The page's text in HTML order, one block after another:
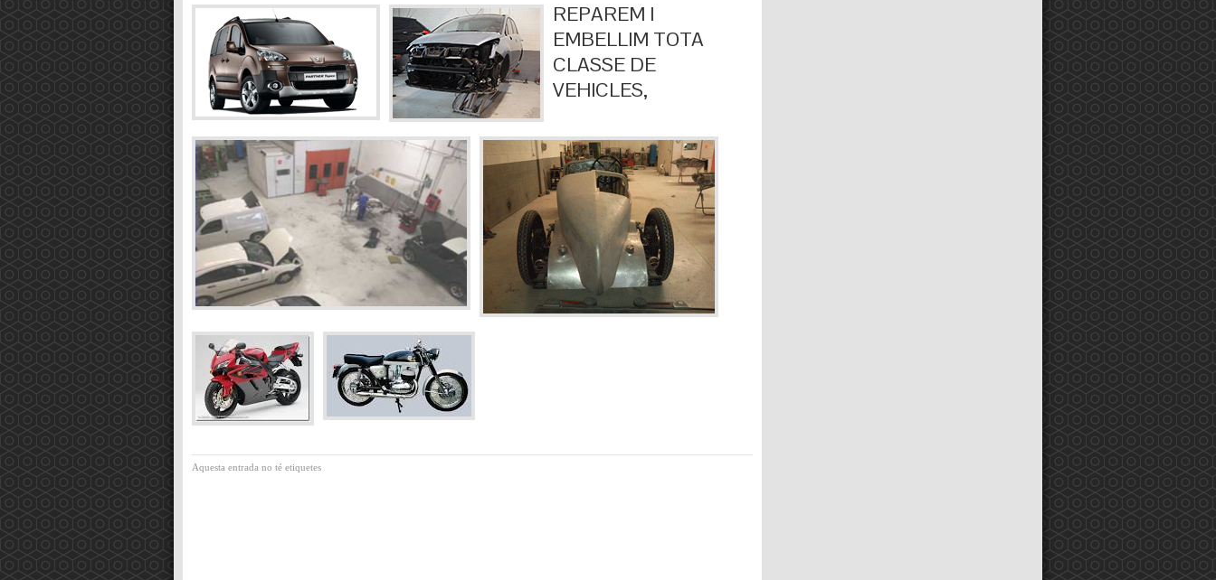
REPAREM I
EMBELLIM TOTA
CLASSE DE
VEHICLES,
Aquesta entrada no té etiquetes